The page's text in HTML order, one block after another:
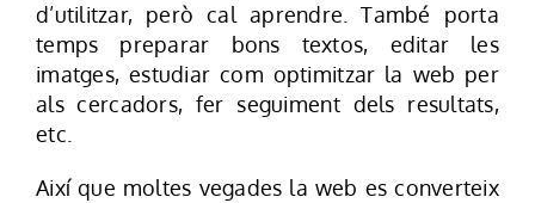
d’utilitzar, però cal aprendre. També porta
temps preparar bons textos, editar les
imatges, estudiar com optimitzar la web per
als cercadors, fer seguiment dels resultats,
etc.
Així que moltes vegades la web es converteix